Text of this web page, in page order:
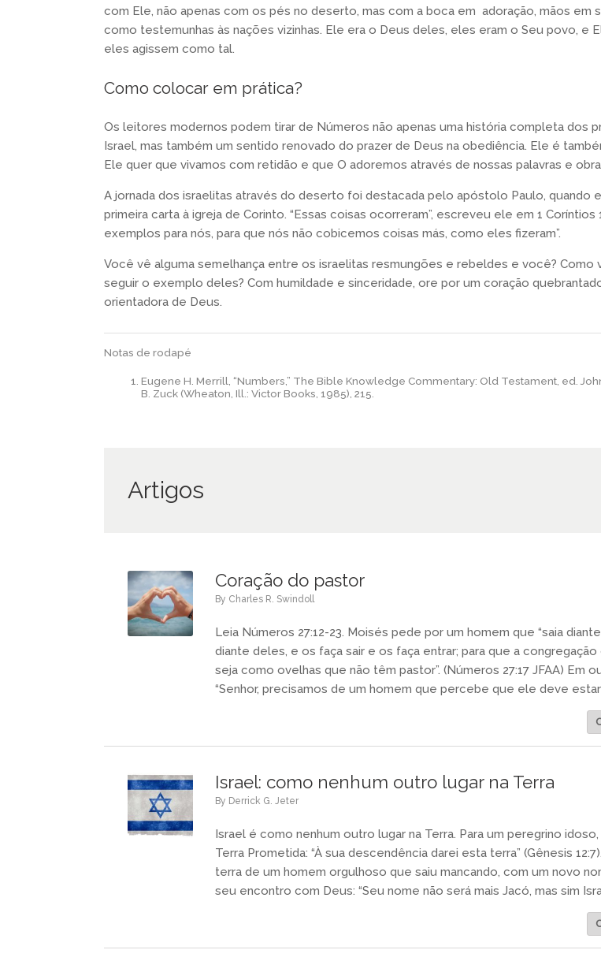
com Ele, não apenas com os pés no deserto, mas com a boca em adoração, mãos em
como testemunhas às nações vizinhas. Ele era o Deus deles, eles eram o Seu povo, e
eles agissem como tal.
Como colocar em prática?
Os leitores modernos podem tirar de Números não apenas uma história completa dos
Israel, mas também um sentido renovado do prazer de Deus na obediência. Ele é
Ele quer que vivamos com retidão e que O adoremos através de nossas palavras e
A jornada dos israelitas através do deserto foi destacada pelo apóstolo Paulo, quando
primeira carta à igreja de Corinto. “Essas coisas ocorreram”, escreveu ele em 1 Coríntios
exemplos para nós, para que nós não cobicemos coisas más, como eles fizeram”.
Você vê alguma semelhança entre os israelitas resmungões e rebeldes e você? Como
seguir o exemplo deles? Com humildade e sinceridade, ore por um coração
orientadora de Deus.
Notas de rodapé
Eugene H. Merrill, “Numbers,” The Bible Knowledge Commentary: Old Testament, ed.
B. Zuck (Wheaton, Ill.: Victor Books, 1985), 215.
Artigos
Coração do pastor
by Charles R. Swindoll
Leia Números 27:12-23. Moisés pede por um homem que “saia
diante deles, e os faça sair e os faça entrar; para que a congregação
seja como ovelhas que não têm pastor”. (Números 27:17 JFAA) Em
“Senhor, precisamos de um homem que percebe que ele deve estar
Israel: como nenhum outro lugar na Terra
by Derrick G. Jeter
Israel é como nenhum outro lugar na Terra. Para um peregrino
Terra Prometida: “À sua descendência darei esta terra” (Gênesis
terra de um homem orgulhoso que saiu mancando, com um novo
seu encontro com Deus: “Seu nome não será mais Jacó, mas sim